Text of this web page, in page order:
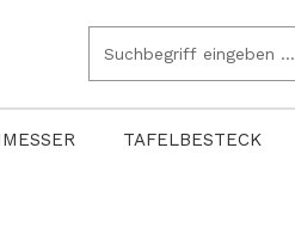
TAFELBESTECK